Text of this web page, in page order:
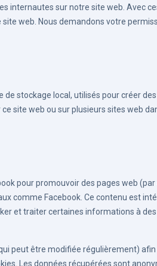
internautes sur notre site web. Avec
web. Nous demandons votre
stockage local, utilisés pour créer
site web ou sur plusieurs sites web
pour promouvoir des pages web (par
comme Facebook. Ce contenu est
et traiter certaines informations à
peut être modifiée régulièrement) afin
Les données récupérées sont